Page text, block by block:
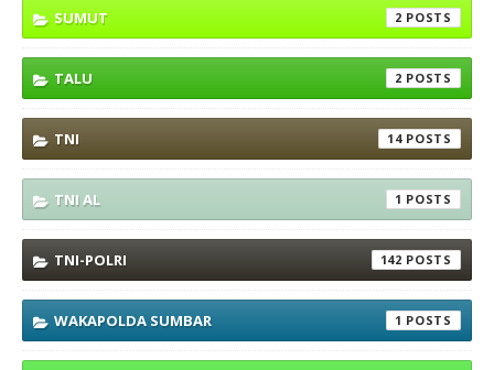
SUMUT 2
TALU 2
TNI 14
TNI AL 1
TNI-POLRI 142
WAKAPOLDA SUMBAR 1